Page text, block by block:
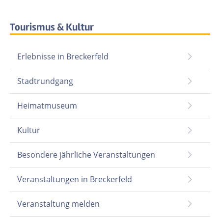
Tourismus & Kultur
Erlebnisse in Breckerfeld
Stadtrundgang
Heimatmuseum
Kultur
Besondere jährliche Veranstaltungen
Veranstaltungen in Breckerfeld
Veranstaltung melden